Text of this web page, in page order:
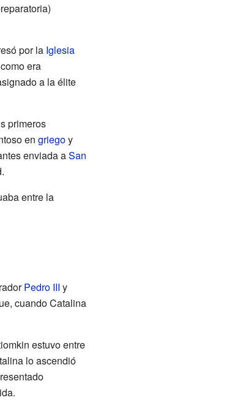
por la Iglesia
era
a la élite
primeros
en griegoy
enviada aSan
entre la
Pedro III y
cuando Catalina
estuvo entre
lo ascendió